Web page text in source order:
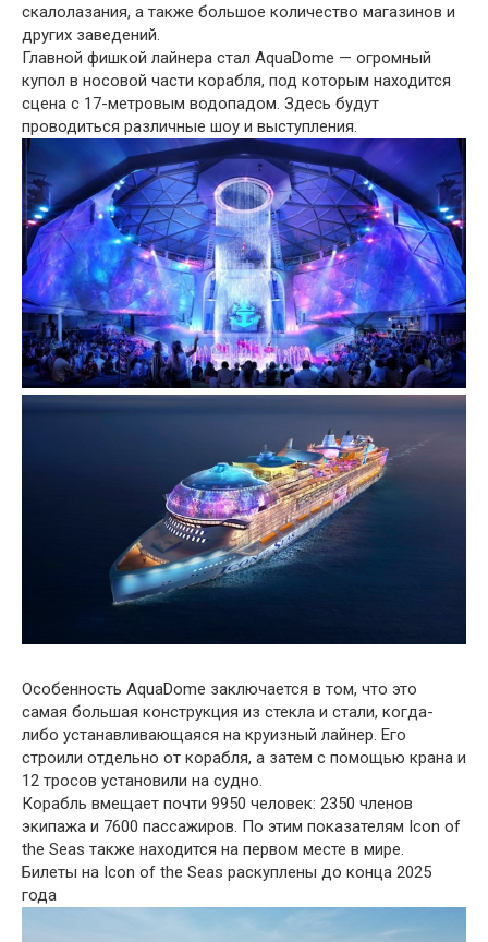
скалолазания, а также большое количество магазинов и
других заведений.
Главной фишкой лайнера стал AquaDome — огромный
купол в носовой части корабля, под которым находится
сцена с 17-метровым водопадом. Здесь будут
проводиться различные шоу и выступления.
Особенность AquaDome заключается в том, что это
самая большая конструкция из стекла и стали, когда-
либо устанавливающаяся на круизный лайнер. Его
строили отдельно от корабля, а затем с помощью крана и
12 тросов установили на судно.
Корабль вмещает почти 9950 человек: 2350 членов
экипажа и 7600 пассажиров. По этим показателям Icon of
the Seas также находится на первом месте в мире.
Билеты на Icon of the Seas раскуплены до конца 2025
года